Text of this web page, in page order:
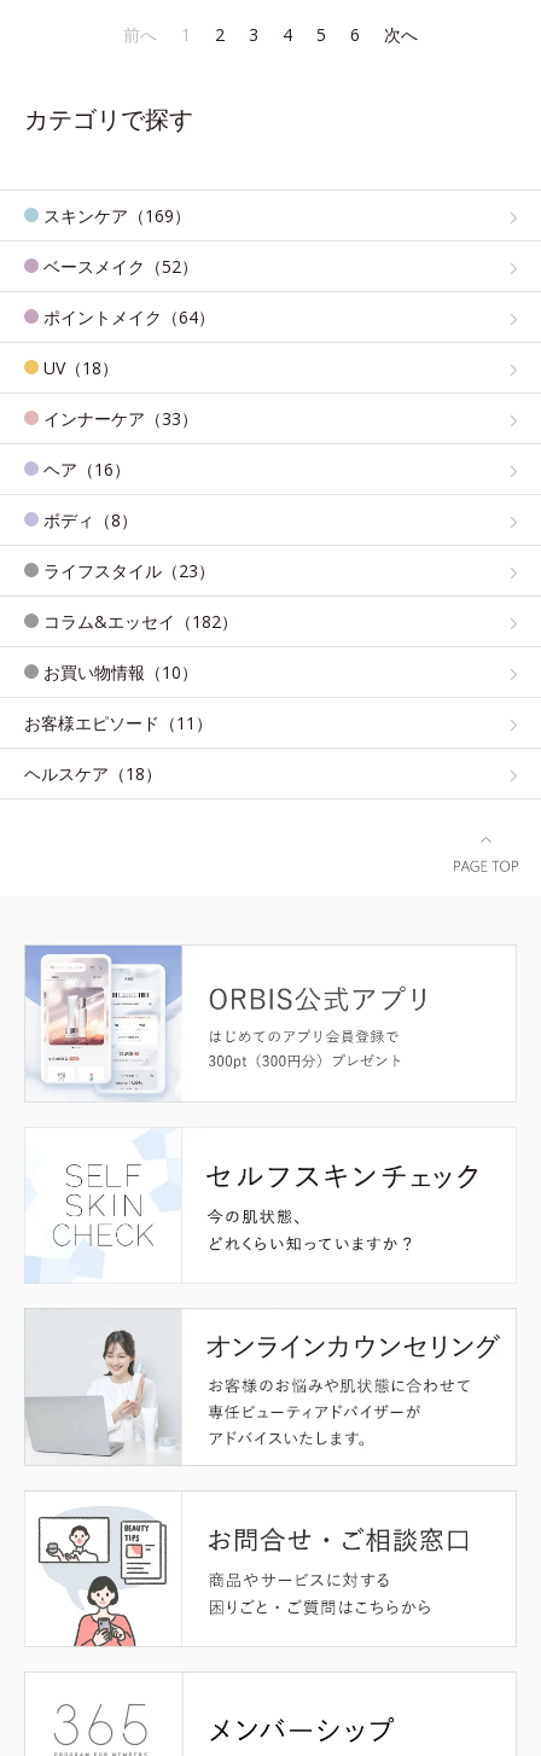
前へ 1 2 3 4 5 6 次へ
カテゴリで探す
スキンケア（169）
ベースメイク（52）
ポイントメイク（64）
UV（18）
インナーケア（33）
ヘア（16）
ボディ（8）
ライフスタイル（23）
コラム&エッセイ（182）
お買い物情報（10）
お客様エピソード（11）
ヘルスケア（18）